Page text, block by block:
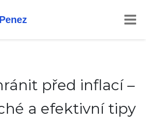
před inflací –
a efektivní tipy